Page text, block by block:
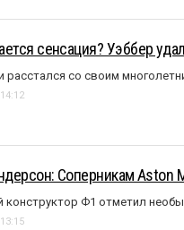
сенсация? Уэббер
расстался со своим
Соперникам Aston
Ф1 отметил